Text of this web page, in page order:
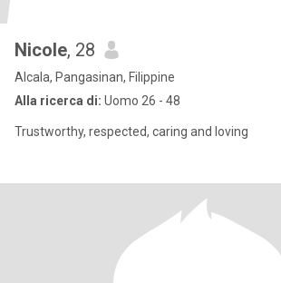
Nicole, 28
Alcala, Pangasinan, Filippine
Alla ricerca di: Uomo 26 - 48
Trustworthy, respected, caring and loving